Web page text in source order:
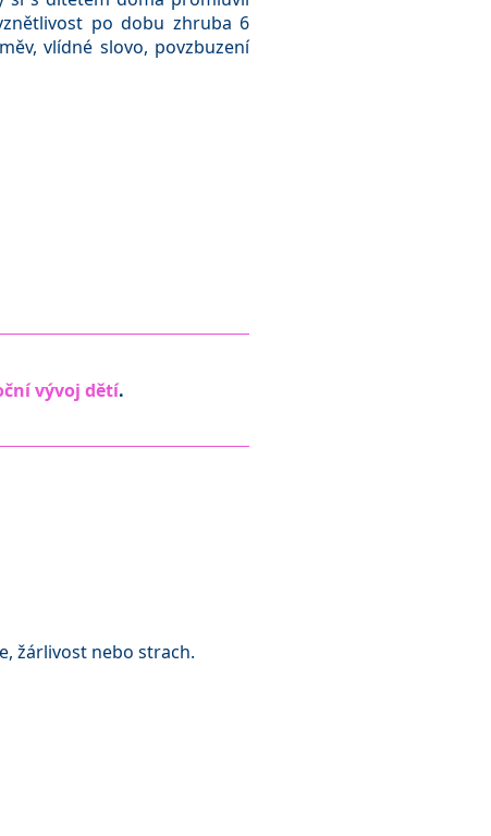
po dobu zhruba 6
vlídné slovo, povzbuzení
vývoj dětí.
žárlivost nebo strach.